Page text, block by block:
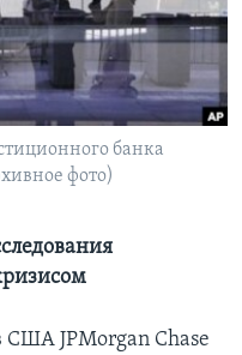
банка
фото)
JPMorgan Chase